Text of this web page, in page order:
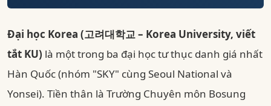
Đại học Korea (고려대학교 – Korea University, viết
tắt KU) là một trong ba đại học tư thục danh giá nhất
Hàn Quốc (nhóm "SKY" cùng Seoul National và
Yonsei). Tiền thân là Trường Chuyên môn Bosung